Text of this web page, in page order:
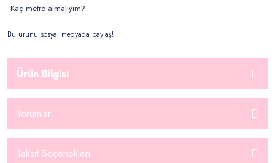
Kaç metre almalıyım?
Bu ürünü sosyal medyada paylaş!
Ürün Bilgisi
Yorumlar
Taksit Seçenekleri